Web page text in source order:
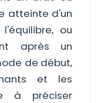
atteinte d'un
ou
après un
de début,
et les
à préciser